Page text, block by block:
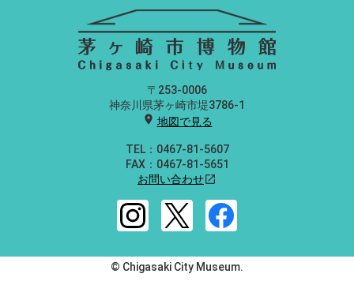
〒253-0006
神奈川県茅ヶ崎市堤3786-1
location_on 地図で見る
TEL：0467-81-5607
FAX：0467-81-5651
お問い合わせopen_in_new
© Chigasaki City Museum.